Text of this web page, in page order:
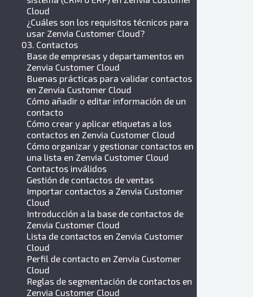
Cloud
¿Cuáles son los requisitos técnicos para
usar Zenvia Customer Cloud?
03. Contactos
Base de empresas y departamentos en
Zenvia Customer Cloud
Buenas prácticas para validar contactos
en Zenvia Customer Cloud
Cómo añadir o editar información de un
contacto
Cómo crear y aplicar etiquetas a los
contactos en Zenvia Customer Cloud
Cómo organizar y gestionar contactos en
una lista en Zenvia Customer Cloud
Contactos inválidos
Gestión de contactos de ventas
Importar contactos a Zenvia Customer
Cloud
Introducción a la base de contactos de
Zenvia Customer Cloud
Lista de contactos en Zenvia Customer
Cloud
Perfil de contacto en Zenvia Customer
Cloud
Reglas de segmentación de contactos en
Zenvia Customer Cloud